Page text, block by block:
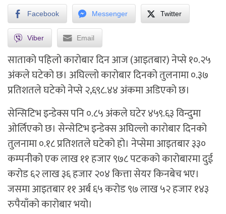
Facebook Messenger Twitter
Viber Email
साताको पहिलो कारोबार दिन आज (आइतबार) नेप्से १०.२५
अंकले घटेको छ। अघिल्लो कारोबार दिनको तुलनामा ०.३७
प्रतिशतले घटेको नेप्से २‚६९८.४४ अंकमा अडिएको छ।
सेन्सिटिभ इन्डेक्स पनि ०.८५ अंकले घटेर ४५९.६३ विन्दुमा
ओर्लिएको छ। सेन्सेटिभ इन्डेक्स अघिल्लो कारोबार दिनको
तुलनामा ०.१८ प्रतिशतले घटेको हो। नेप्सेमा आइतबार ३३०
कम्पनीको एक लाख ११ हजार ९७८ पटकको कारोबारमा दुई
करोड ६२ लाख ३६ हजार २०४ कित्ता सेयर किनबेच भए।
जसमा आइतबार ११ अर्ब ६५ करोड ९७ लाख ५२ हजार १४३
रुपैयाँको कारोबार भयो।